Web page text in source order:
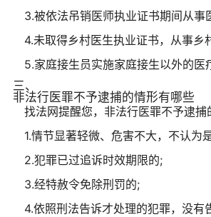
3.被依法吊销医师执业证书期间从事
4.未取得乡村医生执业证书，从事乡
5.家庭接生员实施家庭接生以外的医
三、
非法行医罪不予逮捕的情形有哪些
找法网提醒您，非法行医罪不予逮捕
1.情节显著轻微、危害不大，不认为
2.犯罪已过追诉时效期限的;
3.经特赦令免除刑罚的;
4.依照刑法告诉才处理的犯罪，没有